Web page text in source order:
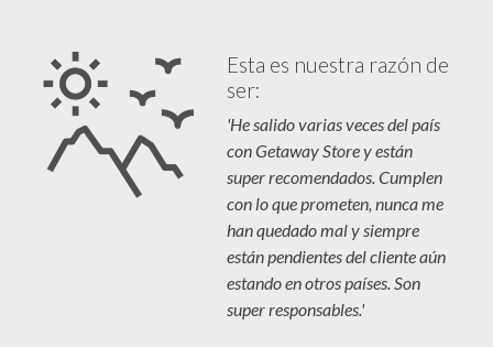
Esta es nuestra razón de
ser:
'He salido varias veces del país
con Getaway Store y están
super recomendados. Cumplen
con lo que prometen, nunca me
han quedado mal y siempre
están pendientes del cliente aún
estando en otros países. Son
super responsables.'